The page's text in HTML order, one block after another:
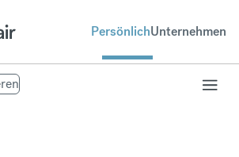
PersönlichUnternehmen